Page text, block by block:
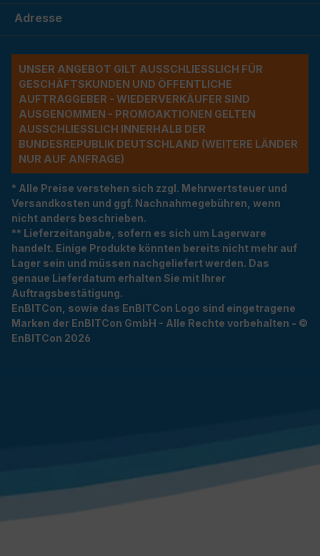
Adresse
UNSER ANGEBOT GILT AUSSCHLIESSLICH FÜR G
ESCHÄFTSKUNDEN UND ÖFFENTLICHE A
UFTRAGGEBER - WIEDERVERKÄUFER SIND A
USGENOMMEN - PROMOAKTIONEN GELTEN A
USSCHLIESSLICH INNERHALB DER BU
NDESREPUBLIK DEUTSCHLAND (WEITERE LÄNDER NU
R AUF ANFRAGE)
* Alle Preise verstehen sich zzgl. Mehrwertsteuer und
Versandkosten und ggf. Nachnahmegebühren, wenn
nicht anders beschrieben.
** Lieferzeitangabe, sofern es sich um Lagerware
handelt. Einige Produkte könnten bereits nicht mehr auf
Lager sein und müssen nachgeliefert werden. Das
genaue Lieferdatum erhalten Sie mit Ihrer
Auftragsbestätigung.
EnBITCon, sowie das EnBITCon Logo sind eingetragene
Marken der EnBITCon GmbH - Alle Rechte vorbehalten - ©
EnBITCon 2026